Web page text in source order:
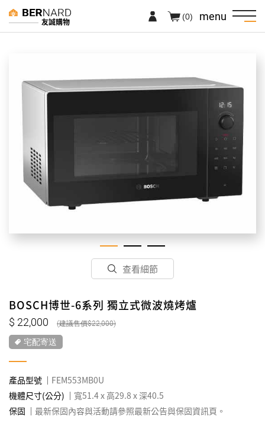
友誠購物 menu
(0)
查看細節
BOSCH博世-6系列 獨立式微波燒烤爐
22,000 22,000
宅配寄送
產品型號
FEM553MB0U
機體尺寸(公分)
寬51.4 x 高29.8 x 深40.5
保固
最新保固內容與活動請參照最新公告與保固資訊頁。